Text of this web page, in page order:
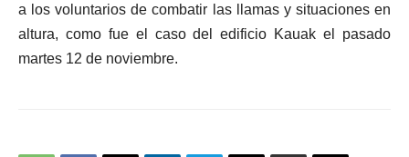
a los voluntarios de combatir las llamas y situaciones en
altura, como fue el caso del edificio Kauak el pasado
martes 12 de noviembre.